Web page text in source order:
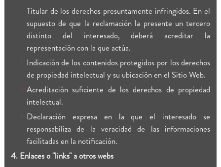
Titular de los derechos presuntamente infringidos. En el
supuesto de que la reclamación la presente un tercero
distinto del interesado, deberá acreditar la
representación con la que actúa.
Indicación de los contenidos protegidos por los derechos
de propiedad intelectual y su ubicación en el Sitio Web.
Acreditación suficiente de los derechos de propiedad
intelectual.
Declaración expresa en la que el interesado se
responsabiliza de la veracidad de las informaciones
facilitadas en la notificación.
4. Enlaces o "links" a otros webs